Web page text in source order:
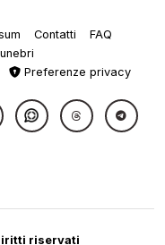
Contatti
FAQ
Preferenze privacy
riservati